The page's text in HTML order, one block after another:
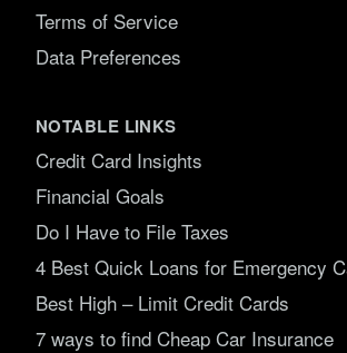
Terms of Service
Data Preferences
NOTABLE LINKS
Credit Card Insights
Financial Goals
Do I Have to File Taxes
4 Best Quick Loans for Emergency
Best High – Limit Credit Cards
7 ways to find Cheap Car Insurance